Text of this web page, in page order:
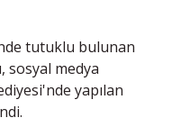
tutuklu bulunan
sosyal medya
yapılan